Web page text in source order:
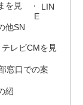
を見
LIN
E
他SN
テレビCMを見
窓口での案
紹